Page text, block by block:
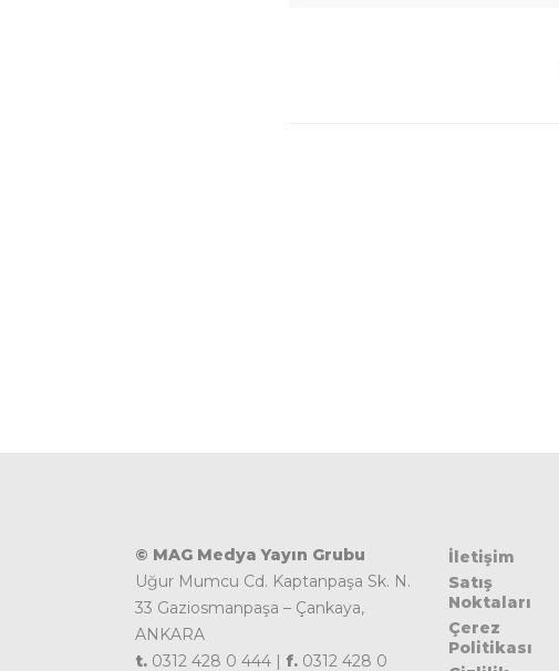
© MAG Medya Yayın Grubu
Uğur Mumcu Cd. Kaptanpaşa Sk. N.
33 Gaziosmanpaşa – Çankaya,
ANKARA
t. 0312 428 0 444 | f. 0312 428 0
İletişim
Satış
Noktaları
Çerez
Politikası